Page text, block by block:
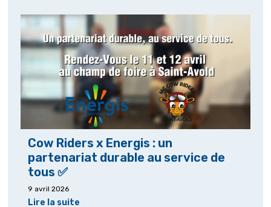
Cow Riders x Energis : un
partenariat durable au service de
tous ✅
9 avril 2026
Lire la suite